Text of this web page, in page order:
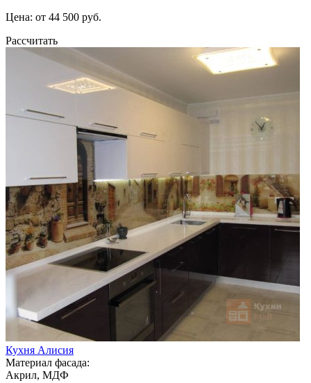
Цена: от 44 500 руб.
Рассчитать
Кухня Алисия
Материал фасада:
Акрил, МДФ